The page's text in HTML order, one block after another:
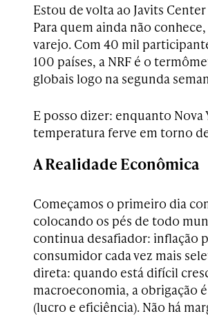
Estou de volta ao Javits Center
Para quem ainda não
varejo. Com 40 mil
100 países, a NRF é o
globais logo na segunda
E posso dizer: enquanto
temperatura ferve em torno
A Realidade Econômica
Começamos o primeiro dia
colocando os pés de todo
continua desafiador: inflação
consumidor cada vez mais
direta: quando está difícil
macroeconomia, a obrigação
(lucro e eficiência). Não há